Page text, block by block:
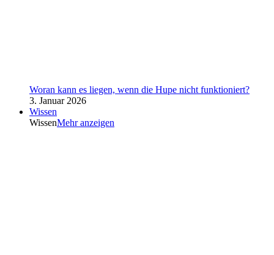
Woran kann es liegen, wenn die Hupe nicht funktioniert?
3. Januar 2026
Wissen
WissenMehr anzeigen